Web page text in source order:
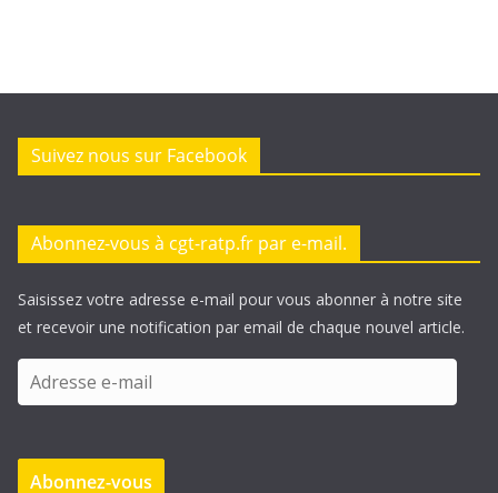
Suivez nous sur Facebook
Abonnez-vous à cgt-ratp.fr par e-mail.
Saisissez votre adresse e-mail pour vous abonner à notre site
et recevoir une notification par email de chaque nouvel article.
d
e
Abonnez-vous